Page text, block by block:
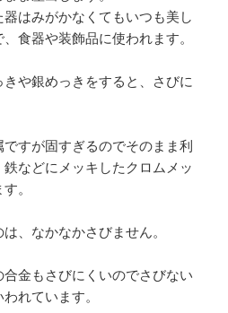
はみがかなくてもいつも美し
食器や装飾品に使われます。
や銀めっきをすると、さびに
すが固すぎるのでそのまま利
などにメッキしたクロムメッ
。
、なかなかさびません。
金もさびにくいのでさびない
れています。